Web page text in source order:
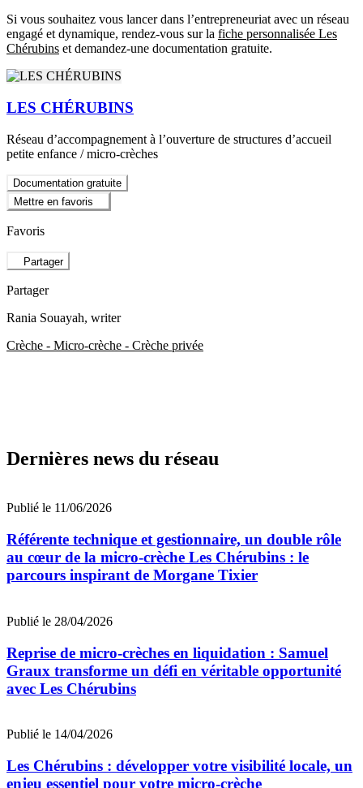
Si vous souhaitez vous lancer dans l’entrepreneuriat avec un réseau
engagé et dynamique, rendez-vous sur la fiche personnalisée Les
Chérubins et demandez-une documentation gratuite.
LES CHÉRUBINS
Réseau d’accompagnement à l’ouverture de structures d’accueil
petite enfance / micro-crèches
Documentation gratuite
Mettre en favoris
Favoris
Partager
Partager
Rania Souayah, writer
Crèche - Micro-crèche - Crèche privée
Dernières news du réseau
Publié le 11/06/2026
Référente technique et gestionnaire, un double rôle
au cœur de la micro-crèche Les Chérubins : le
parcours inspirant de Morgane Tixier
Publié le 28/04/2026
Reprise de micro-crèches en liquidation : Samuel
Graux transforme un défi en véritable opportunité
avec Les Chérubins
Publié le 14/04/2026
Les Chérubins : développer votre visibilité locale, un
enjeu essentiel pour votre micro-crèche